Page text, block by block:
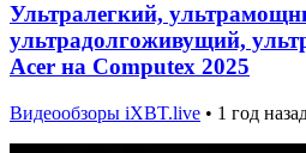
Ультралегкий,
ультрадолгоживущий,
Acer на Computex 2025
Видеообзоры iXBT.live • 1 год